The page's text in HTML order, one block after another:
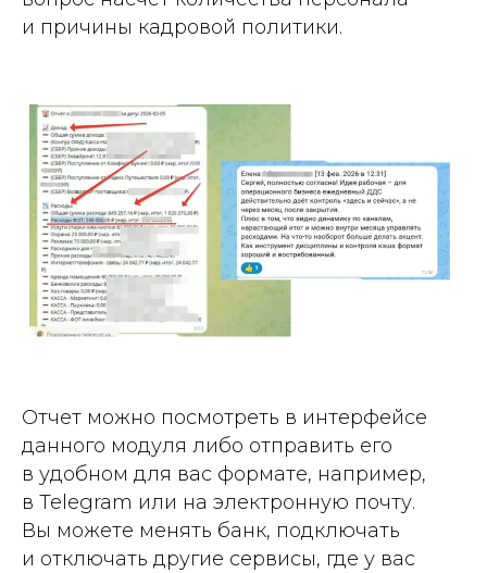
и причины кадровой политики.
Отчет можно посмотреть в интерфейсе
данного модуля либо отправить его
в удобном для вас формате, например,
в Telegram или на электронную почту.
Вы можете менять банк, подключать
и отключать другие сервисы, где у вас